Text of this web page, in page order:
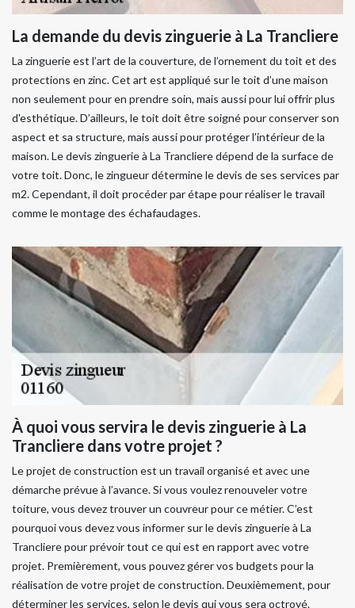
La demande du devis zinguerie à La Trancliere
La zinguerie est l’art de la couverture, de l’ornement du toit et des
protections en zinc. Cet art est appliqué sur le toit d’une maison
non seulement pour en prendre soin, mais aussi pour lui offrir plus
d'esthétique. D’ailleurs, le toit doit être soigné pour conserver son
aspect et sa structure, mais aussi pour protéger l’intérieur de la
maison. Le devis zinguerie à La Trancliere dépend de la surface de
votre toit. Donc, le zingueur détermine le devis de ses services par
m2. Cependant, il doit procéder par étape pour réaliser le travail
comme le montage des échafaudages.
À quoi vous servira le devis zinguerie à La
Trancliere dans votre projet ?
Le projet de construction est un travail organisé et avec une
démarche prévue à l’avance. Si vous voulez renouveler votre
toiture, vous devez trouver un couvreur pour ce métier. C’est
pourquoi vous devez vous informer sur le devis zinguerie à La
Trancliere pour prévoir tout ce qui est en rapport avec votre
projet. Premièrement, vous pouvez gérer vos budgets pour la
réalisation de votre projet de construction. Deuxièmement, pour
déterminer les services, selon le devis qui vous sera octroyé.